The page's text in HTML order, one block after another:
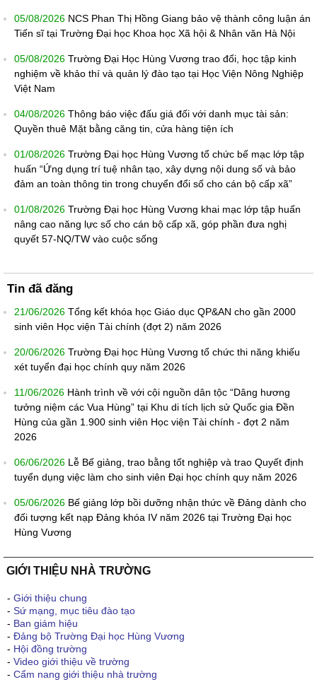
05/08/2026 NCS Phan Thị Hồng Giang bảo vệ thành công luận án
Tiến sĩ tại Trường Đại học Khoa học Xã hội & Nhân văn Hà Nội
05/08/2026 Trường Đại Học Hùng Vương trao đổi, học tập kinh
nghiệm về khảo thí và quản lý đào tạo tại Học Viện Nông Nghiệp
Việt Nam
04/08/2026 Thông báo việc đấu giá đối với danh mục tài sản:
Quyền thuê Mặt bằng căng tin, cửa hàng tiện ích
01/08/2026 Trường Đại học Hùng Vương tổ chức bế mạc lớp tập
huấn “Ứng dụng trí tuệ nhân tạo, xây dựng nội dung số và bảo
đảm an toàn thông tin trong chuyển đổi số cho cán bộ cấp xã”
01/08/2026 Trường Đại học Hùng Vương khai mạc lớp tập huấn
nâng cao năng lực số cho cán bộ cấp xã, góp phần đưa nghị
quyết 57-NQ/TW vào cuộc sống
Tin đã đăng
21/06/2026 Tổng kết khóa học Giáo dục QP&AN cho gần 2000
sinh viên Học viện Tài chính (đợt 2) năm 2026
20/06/2026 Trường Đại học Hùng Vương tổ chức thi năng khiếu
xét tuyển đại học chính quy năm 2026
11/06/2026 Hành trình về với cội nguồn dân tộc “Dâng hương
tưởng niệm các Vua Hùng” tại Khu di tích lịch sử Quốc gia Đền
Hùng của gần 1.900 sinh viên Học viện Tài chính - đợt 2 năm
2026
06/06/2026 Lễ Bế giảng, trao bằng tốt nghiệp và trao Quyết định
tuyển dụng việc làm cho sinh viên Đại học chính quy năm 2026
05/06/2026 Bế giảng lớp bồi dưỡng nhận thức về Đảng dành cho
đối tượng kết nạp Đảng khóa IV năm 2026 tại Trường Đại học
Hùng Vương
GIỚI THIỆU NHÀ TRƯỜNG
- Giới thiệu chung
- Sứ mạng, mục tiêu đào tạo
- Ban giám hiệu
- Đảng bộ Trường Đại học Hùng Vương
- Hội đồng trường
- Video giới thiệu về trường
- Cẩm nang giới thiệu nhà trường